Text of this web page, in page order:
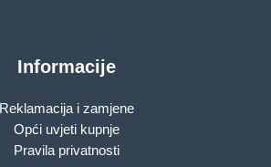
Informacije
Reklamacija i zamjene
Opći uvjeti kupnje
Pravila privatnosti